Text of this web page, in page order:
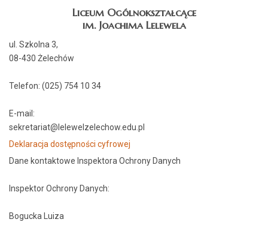
Liceum Ogólnokształcące
im. Joachima Lelewela
ul. Szkolna 3,
08-430 Żelechów
Telefon: (025) 754 10 34
E-mail:
sekretariat@lelewelzelechow.edu.pl
Deklaracja dostępności cyfrowej
Dane kontaktowe Inspektora Ochrony Danych
Inspektor Ochrony Danych:
Bogucka Luiza